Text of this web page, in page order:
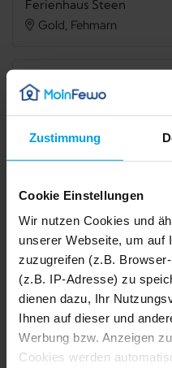
Zustimmung
Cookie Einstellungen
Wir nutzen Cookies und
unserer Webseite, um auf
zuzugreifen (z.B.
(z.B. IP-Adresse) zu
dienen dazu, Ihr
Ihnen auf dieser und
Werbung bzw. Anzeigen
Cookies werden
Ferienhaus Steen
Gold, Fehmarn
Internet
Terrasse
Mikrowelle
Gefriermöglichkeit
Waschmaschine
Nichtraucher
1/
2/34
3/